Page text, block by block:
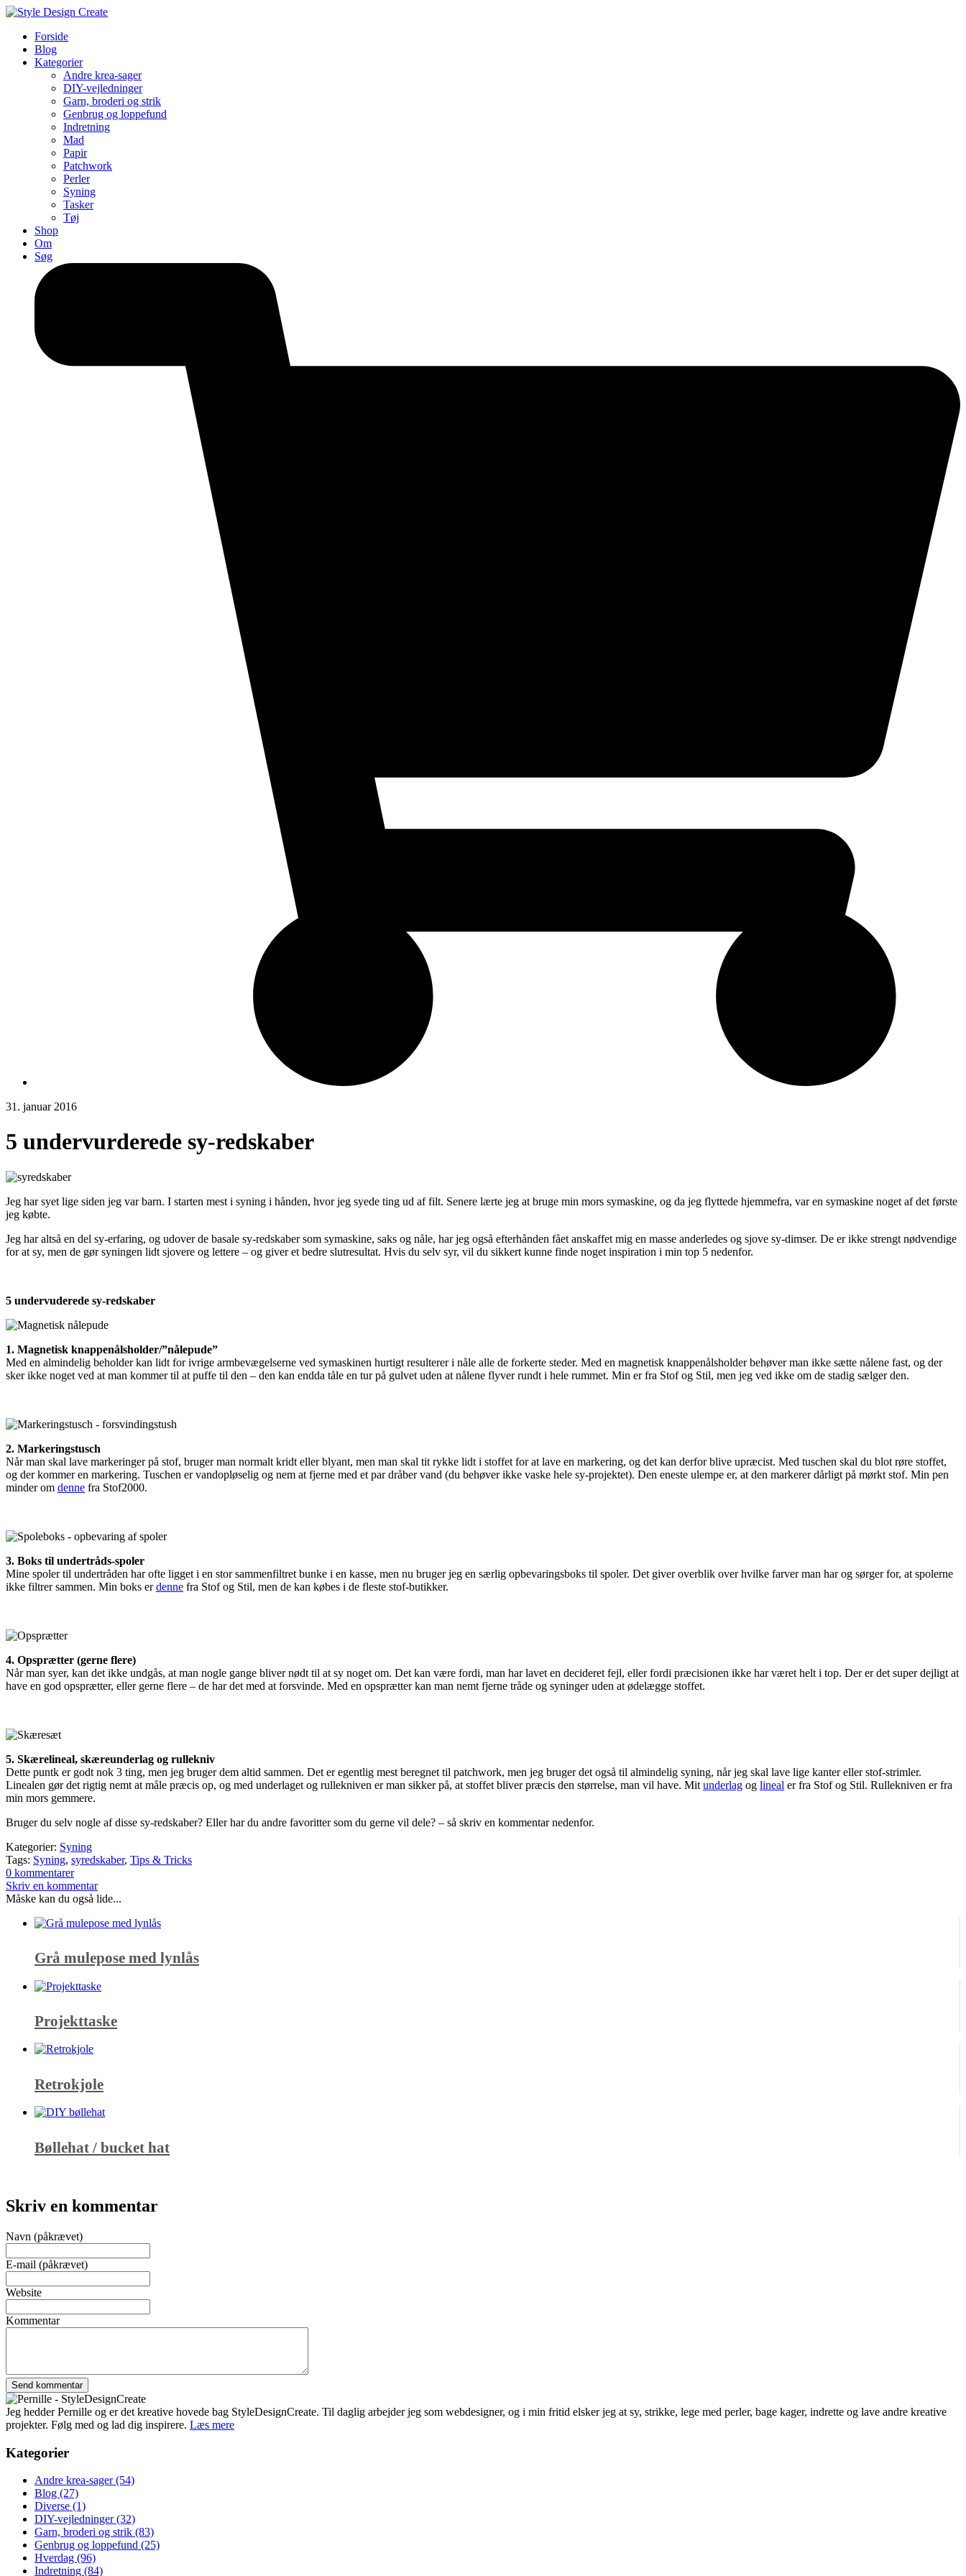
Forside
Blog
Kategorier
Andre krea-sager
DIY-vejledninger
Garn, broderi og strik
Genbrug og loppefund
Indretning
Mad
Papir
Patchwork
Perler
Syning
Tasker
Tøj
Shop
Om
Søg
31. januar 2016
5 undervurderede sy-redskaber
Jeg har syet lige siden jeg var barn. I starten mest i syning i hånden, hvor jeg syede ting ud af filt. Senere lærte jeg at bruge min mors symaskine, og da jeg flyttede hjemmefra, var en symaskine noget af det første
jeg købte.
Jeg har altså en del sy-erfaring, og udover de basale sy-redskaber som symaskine, saks og nåle, har jeg også efterhånden fået anskaffet mig en masse anderledes og sjove sy-dimser. De er ikke strengt nødvendige
for at sy, men de gør syningen lidt sjovere og lettere – og giver et bedre slutresultat. Hvis du selv syr, vil du sikkert kunne finde noget inspiration i min top 5 nedenfor.
5 undervuderede sy-redskaber
1. Magnetisk knappenålsholder/”nålepude”
Med en almindelig beholder kan lidt for ivrige armbevægelserne ved symaskinen hurtigt resulterer i nåle alle de forkerte steder. Med en magnetisk knappenålsholder behøver man ikke sætte nålene fast, og der
sker ikke noget ved at man kommer til at puffe til den – den kan endda tåle en tur på gulvet uden at nålene flyver rundt i hele rummet. Min er fra Stof og Stil, men jeg ved ikke om de stadig sælger den.
2. Markeringstusch
Når man skal lave markeringer på stof, bruger man normalt kridt eller blyant, men man skal tit rykke lidt i stoffet for at lave en markering, og det kan derfor blive upræcist. Med tuschen skal du blot røre stoffet,
og der kommer en markering. Tuschen er vandopløselig og nem at fjerne med et par dråber vand (du behøver ikke vaske hele sy-projektet). Den eneste ulempe er, at den markerer dårligt på mørkt stof. Min pen
minder om denne fra Stof2000.
3. Boks til undertråds-spoler
Mine spoler til undertråden har ofte ligget i en stor sammenfiltret bunke i en kasse, men nu bruger jeg en særlig opbevaringsboks til spoler. Det giver overblik over hvilke farver man har og sørger for, at spolerne
ikke filtrer sammen. Min boks erdenne fra Stof og Stil, men de kan købes i de fleste stof-butikker.
4. Opsprætter (gerne flere)
Når man syer, kan det ikke undgås, at man nogle gange bliver nødt til at sy noget om. Det kan være fordi, man har lavet en decideret fejl, eller fordi præcisionen ikke har været helt i top. Der er det super dejligt at
have en god opsprætter, eller gerne flere – de har det med at forsvinde. Med en opsprætter kan man nemt fjerne tråde og syninger uden at ødelægge stoffet.
5. Skærelineal, skæreunderlag og rullekniv
Dette puntk er godt nok 3 ting, men jeg bruger dem altid sammen. Det er egentlig mest beregnet til patchwork, men jeg bruger det også til almindelig syning, når jeg skal lave lige kanter eller stof-strimler.
Linealen gør det rigtig nemt at måle præcis op, og med underlaget og rullekniven er man sikker på, at stoffet bliver præcis den størrelse, man vil have. Mit underlag og lineal er fra Stof og Stil. Rullekniven er fra
min mors gemmere.
Bruger du selv nogle af disse sy-redskaber? Eller har du andre favoritter som du gerne vil dele? – så skriv en kommentar nedenfor.
Kategorier: Syning
Tags: Syning, syredskaber, Tips & Tricks
0 kommentarer
Skriv en kommentar
Måske kan du også lide...
Grå mulepose med lynlås
Projekttaske
Retrokjole
Bøllehat / bucket hat
Skriv en kommentar
Navn (påkrævet)
E-mail (påkrævet)
Website
Kommentar
Jeg hedder Pernille og er det kreative hovede bag StyleDesignCreate. Til daglig arbejder jeg som webdesigner, og i min fritid elsker jeg at sy, strikke, lege med perler, bage kager, indrette og lave andre kreative
projekter. Følg med og lad dig inspirere. Læs mere
Kategorier
Andre krea-sager(54)
Blog (27)
Diverse (1)
DIY-vejledninger(32)
Garn, broderi og strik (83)
Genbrug og loppefund (25)
Hverdag (96)
Indretning (84)